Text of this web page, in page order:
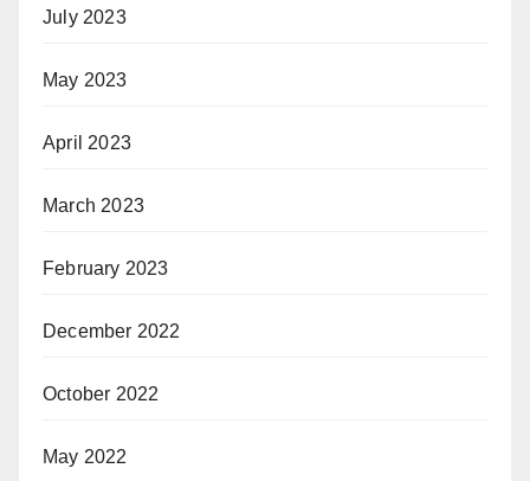
July 2023
May 2023
April 2023
March 2023
February 2023
December 2022
October 2022
May 2022